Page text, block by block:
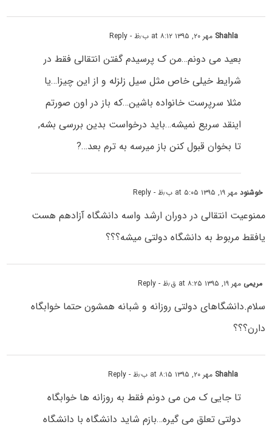
Shahla مهر ۲۰, ۱۳۹۵ at ۸:۱۲ ب٫ظ - Reply
بعید می دونم…من ک پرسیدم گفتن انتقالی فقط در
شرایط خیلی خاص مثل سیل زلزله و از این چیزا…یا
مثلا سرپرست خانواده باشین…که باز در اون صورتم
اینقد سریع نمیشه…باید درخواست بدین بررسی بشه,
تا بخوان قبول کنن باز میرسه به ترم بعد…?
خوشنودمهر ۱۹, ۱۳۹۵ at ۵:۰۵ ب٫ظ - Reply
ممنوعیت انتقالی در دوران ارشد واسه دانشگاه آزادهم هست
یافقط مربوط به دانشگاه دولتی میشه؟؟؟
مریمی مهر ۱۹, ۱۳۹۵ at ۸:۲۵ ق٫ظ - Reply
سلام.دانشگاهای دولتی روزانه و شبانه همشون حتما خوابگاه
دارن؟؟؟
Shahla مهر ۲۰, ۱۳۹۵ at ۸:۱۵ ب٫ظ - Reply
تا جایی ک من می دونم فقط به روزانه ها خوابگاه
دولتی تعلق می گیره…بازم شاید دانشگاه با دانشگاه